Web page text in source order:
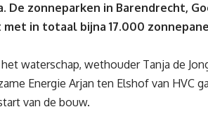
De zonneparken in Barendrecht,
in totaal bijna 17.000
waterschap, wethouder Tanja de
Energie Arjan ten Elshof van HVC
van de bouw.